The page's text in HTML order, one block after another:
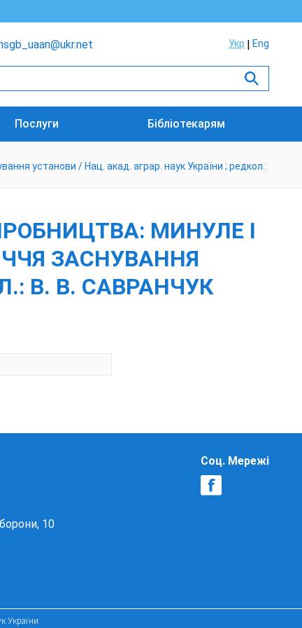
Укр Eng
Послуги Бібліотекарям
установи / Нац. акад. аграр. наук України ; редкол.:
МИНУЛЕ І
ЗАСНУВАННЯ
В. В. САВРАНЧУК
10
Соц. Мережі
України